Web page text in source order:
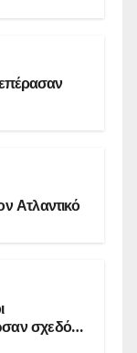
Ατλαντικό
σχεδόν